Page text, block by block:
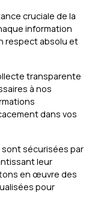
cruciale de la
information
respect absolu et
transparente
à nos
dans vos
sécurisées par
leur
en œuvre des
pour